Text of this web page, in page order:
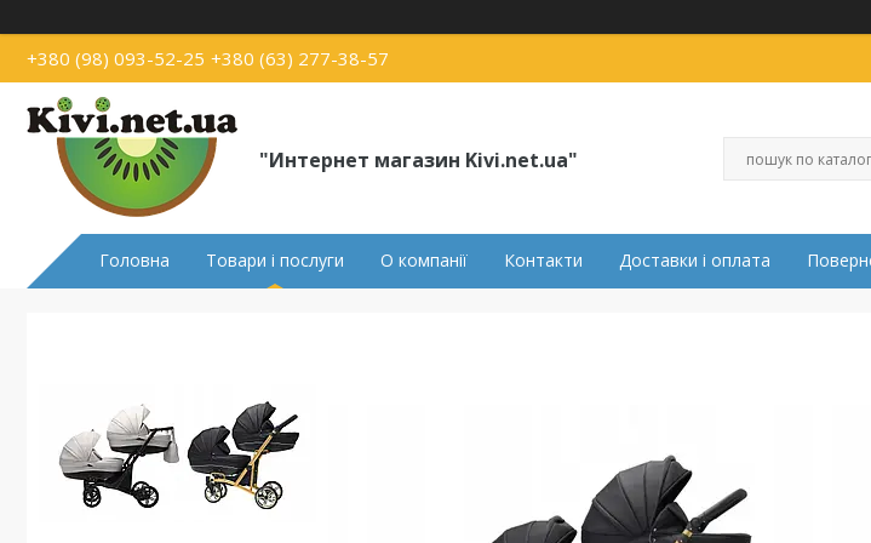
+380 (98) 093-52-25 +380 (63) 277-38-57
"Интернет магазин Kivi.net.ua"
Головна Товари і послуги О компанії Контакти Доставки і оплата